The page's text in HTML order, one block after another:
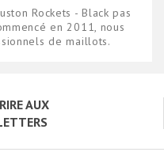
Rockets - Black pas
en 2011, nous
de maillots.
AUX